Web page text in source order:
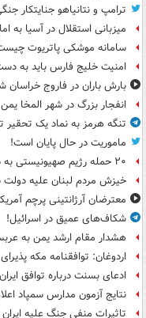
ترامپ و نتانیاهو جنایتکار
میزبانی استقلال در آسیا به
سامانه موشکی پاتریوت
امنیت خلیج فارس باید به
بارش باران در فاروج خراسان
انفجار بزرگ در شهر المخا یمن
تنگه هرمز به نماد یک تحقیر
ماموریت در حال پایان است!
۲۰ حمله رژیم صهیونیستی به درعا و قنیطره در یک هفته
خیزش مردم لبنان علیه دولت
معترضان آرژانتینی پرچم
شکاف‌های عمیق در اسرائیل!
هشدار مقام ارشد یمن به
اردوغان: توافقنامه مکه
ادعای بسنت درباره توافق
نتایج آزمون مدارس سمپاد
تاثیرات منفی جنگ علیه ایران